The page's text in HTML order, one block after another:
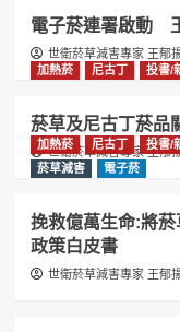
電子菸連署啟動
世衛菸草減害專家 王郁
加熱菸
尼古丁 投書/
菸草及尼古丁菸品
世衛菸草減害專家 王郁
加熱菸 尼古丁 投書/
菸草減害
電子菸
挽救億萬生命:將
政策白皮書
世衛菸草減害專家 王郁